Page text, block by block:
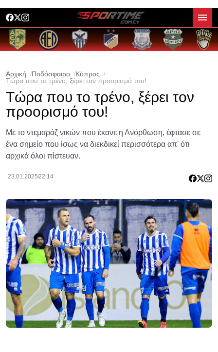
Αρχική Ποδόσφαιρο
Κύπρος
Τώρα που το τρένο, ξέρει τον προορισμό του!
Τώρα που το τρένο, ξέρει τον
προορισμό του!
Με το ντεμαράζ νικών που έκανε η Ανόρθωση, έφτασε σε
ένα σημείο που ίσως να διεκδικεί περισσότερα απ' ότι
αρχικά όλοι πίστευαν.
23.01.202522:14